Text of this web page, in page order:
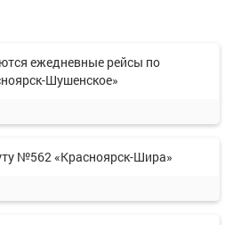
ежедневные рейсы по
Шушенское»
№562 «Красноярск-Шира»